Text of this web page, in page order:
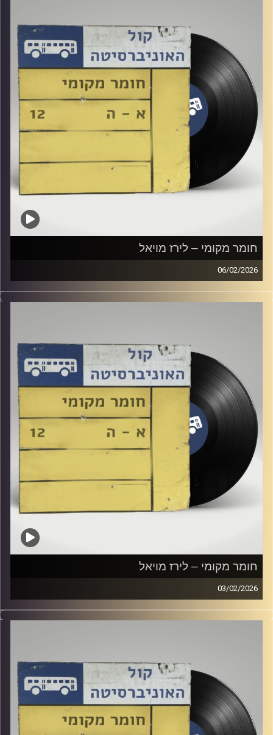
חומר מקומי – לירז מויאל
06/02/2026
שעה של מוזיקה ישראלית עם לירז מויאל
חומר מקומי – לירז מויאל
03/02/2026
שעה של מוזיקה ישראלית עם לירז מויאל